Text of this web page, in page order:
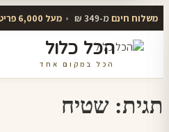
משלוח חינם מ-349 ₪ • מעל 6,000 פריטים
הכל כלול
הכל במקום אחד
תגית: שטיח